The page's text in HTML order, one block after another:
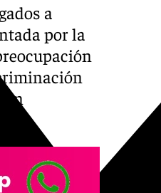
a
por la